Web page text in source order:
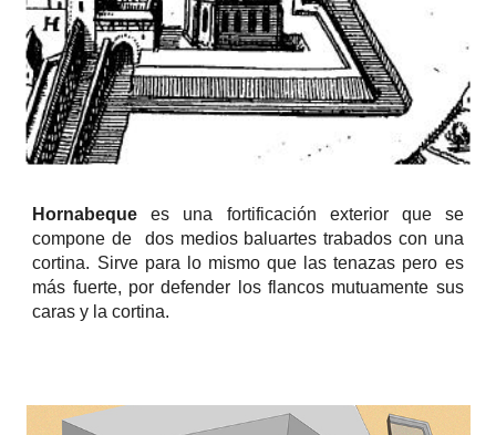
Hornabeque es una fortificación exterior que se
compone de dos medios baluartes trabados con una
cortina. Sirve para lo mismo que las tenazas pero es
más fuerte, por defender los flancos mutuamente sus
caras y la cortina.